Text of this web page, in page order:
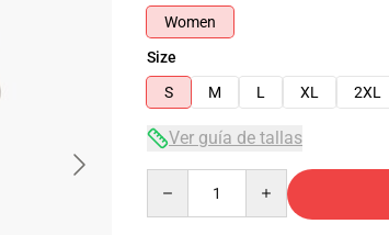
Women
Size
S
M L XL 2XL
Ver guía de tallas